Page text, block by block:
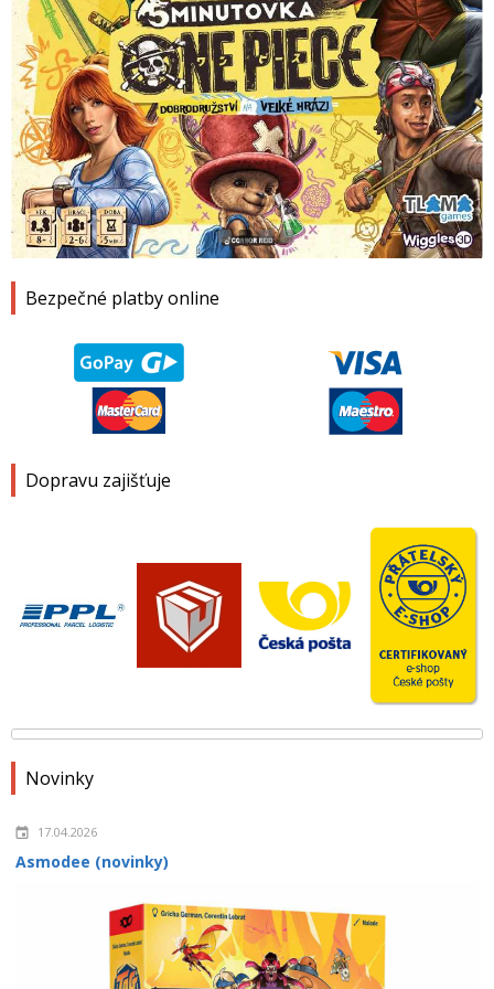
Bezpečné platby online
Dopravu zajišťuje
Novinky
17.04.2026
Asmodee (novinky)